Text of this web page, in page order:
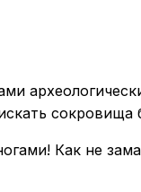
сокровища
Как не